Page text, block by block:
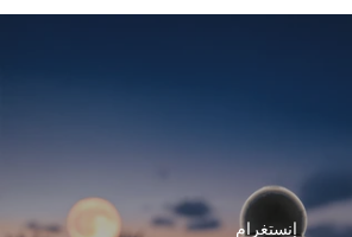
إنستغرام